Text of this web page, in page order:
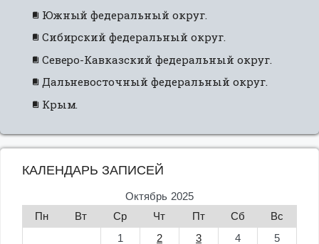
Южный федеральный округ.
Сибирский федеральный округ.
Северо-Кавказский федеральный округ.
Дальневосточный федеральный округ.
Крым.
КАЛЕНДАРЬ ЗАПИСЕЙ
Октябрь 2025
Пн
Вт Ср Чт Пт Сб
Вс
1
2 3 4 5